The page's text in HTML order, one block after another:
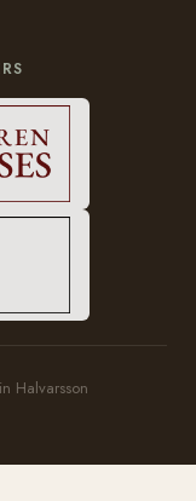
Halvarsson